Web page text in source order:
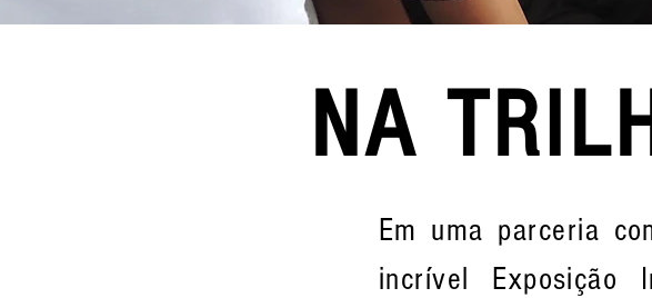
NA
Em uma parceria
incrível